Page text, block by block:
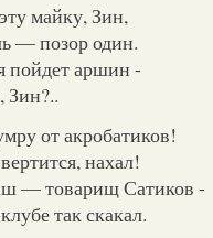
майку, Зин,
— позор один.
пойдет аршин -
Зин?..
от акробатиков!
нахал!
— товарищ Сатиков -
так скакал.